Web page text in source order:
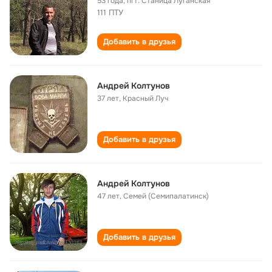
111 ПТУ
Добавить в друзья
Андрей Колтунов
37 лет, Красный Луч
Добавить в друзья
Андрей Колтунов
47 лет,Семей (Семипалатинск)
Добавить в друзья